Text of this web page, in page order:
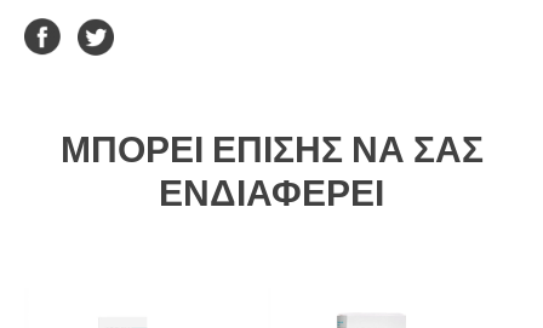
ΜΠΟΡΕΊ ΕΠΊΣΗΣ ΝΑ ΣΑΣ
ΕΝΔΙΑΦΈΡΕΙ